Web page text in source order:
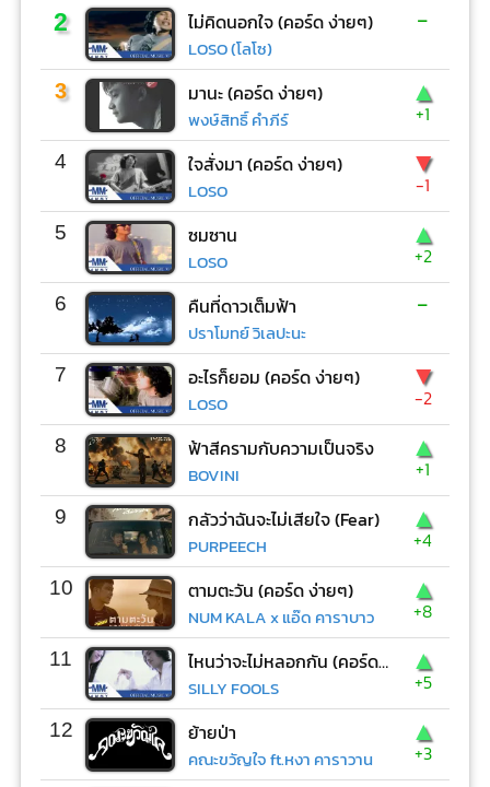
2 ไม่คิดนอกใจ (คอร์ด ง่ายๆ)
LOSO (โลโซ)
-
3 มานะ (คอร์ด ง่ายๆ)
พงษ์สิทธิ์ คำภีร์
▲
+1
4 ใจสั่งมา (คอร์ด ง่ายๆ)
LOSO
▼
-1
5 ซมซาน
LOSO
▲
+2
6 คืนที่ดาวเต็มฟ้า
ปราโมทย์ วิเลปะนะ
-
7 อะไรก็ยอม (คอร์ด ง่ายๆ)
LOSO
▼
-2
8 ฟ้าสีครามกับความเป็นจริง
BOVINI
▲
+1
9 กลัวว่าฉันจะไม่เสียใจ (Fear)
PURPEECH
▲
+4
10 ตามตะวัน (คอร์ด ง่ายๆ)
NUM KALA x แอ๊ด คาราบาว
▲
+8
11 ไหนว่าจะไม่หลอกกัน (คอร์ด ง่ายๆ)
SILLY FOOLS
▲
+5
12 ย้ายป่า
คณะขวัญใจ ft.หงา คาราวาน
▲
+3